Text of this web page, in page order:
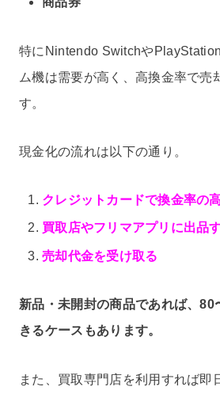
特にNintendo Switchや
ム機は需要が高く、高換金率で売
す。
現金化の流れは以下の通り。
クレジットカードで換金率の
買取店やフリマアプリに出品
売却代金を受け取る
新品・未開封の商品であれば、80
きるケースもあります。
また、買取専門店を利用すれば即